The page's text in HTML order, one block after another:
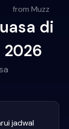
from Muzz
di
jadwal